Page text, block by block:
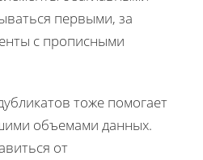
первыми, за
с прописными
тоже помогает
объемами данных.
от